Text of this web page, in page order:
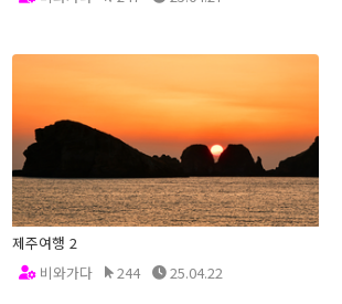
제주여행 2
비와가다
244 25.04.22